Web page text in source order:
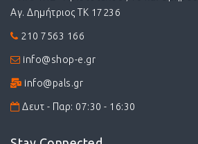
Αγ. Δημήτριος ΤΚ 17236
210 7563 166
info@shop-e.gr
info@pals.gr
Δευτ - Παρ: 07:30 - 16:30